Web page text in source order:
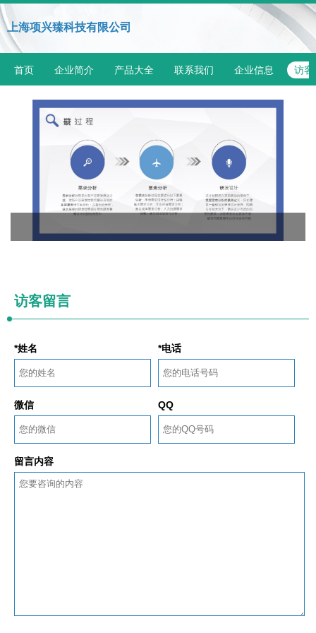
上海项兴臻科技有限公司
首页 企业简介 产品大全 联系我们 企业信息 访客
访客留言
*姓名 *电话
微信 QQ
留言内容